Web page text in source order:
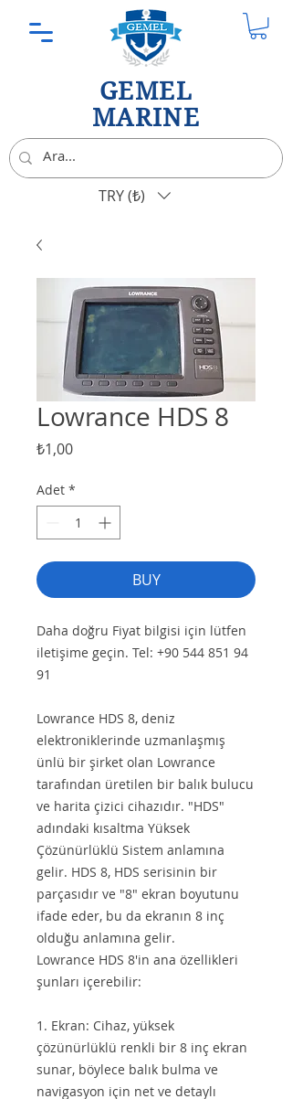
TRY (₺)
GEMEL
MARINE
Lowrance HDS 8
₺1,00Fiyat
Adet *
BUY
Daha doğru Fiyat bilgisi için lütfen
iletişime geçin. Tel: +90 544 851 94
91
Lowrance HDS 8, deniz
elektroniklerinde uzmanlaşmış
ünlü bir şirket olan Lowrance
tarafından üretilen bir balık bulucu
ve harita çizici cihazıdır. "HDS"
adındaki kısaltma Yüksek
Çözünürlüklü Sistem anlamına
gelir. HDS 8, HDS serisinin bir
parçasıdır ve "8" ekran boyutunu
ifade eder, bu da ekranın 8 inç
olduğu anlamına gelir.
Lowrance HDS 8'in ana özellikleri
şunları içerebilir:
1. Ekran: Cihaz, yüksek
çözünürlüklü renkli bir 8 inç ekran
sunar, böylece balık bulma ve
navigasyon için net ve detaylı